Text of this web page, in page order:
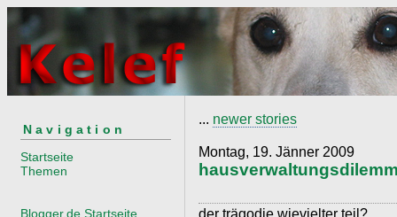
Navigation
Startseite
Themen
Blogger.de Startseite
... newer stories
Montag, 19. Jänner 2009
der trägodie wievielter teil?